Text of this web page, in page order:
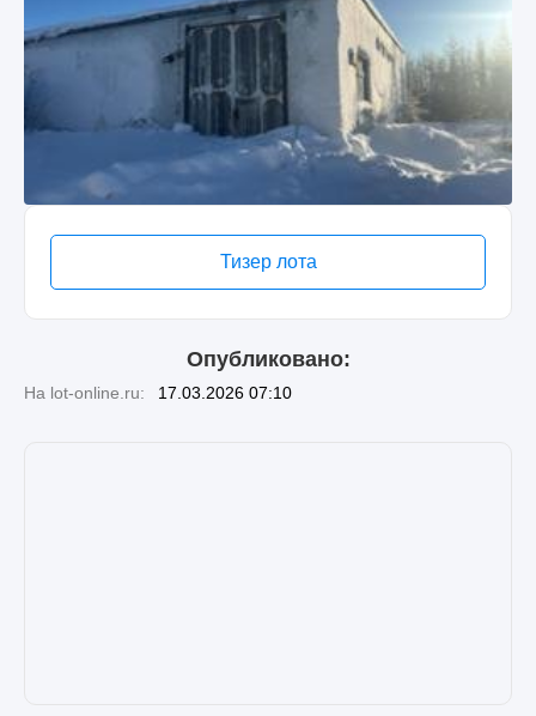
Тизер лота
Опубликовано:
На lot-online.ru: 17.03.2026 07:10